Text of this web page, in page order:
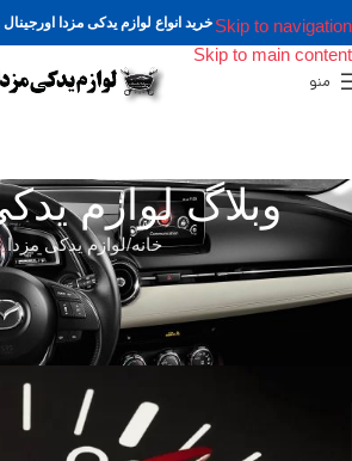
Skip to navigation
Skip to main content
خرید انواع لوازم یدکی مزدا
منو
وبلاگ لوازم
خانه لوازم یدکی مزدا
لوازم یدکی مزدا
دلیل بالا رفتن آمپر
MHA007 در 2022/08/05